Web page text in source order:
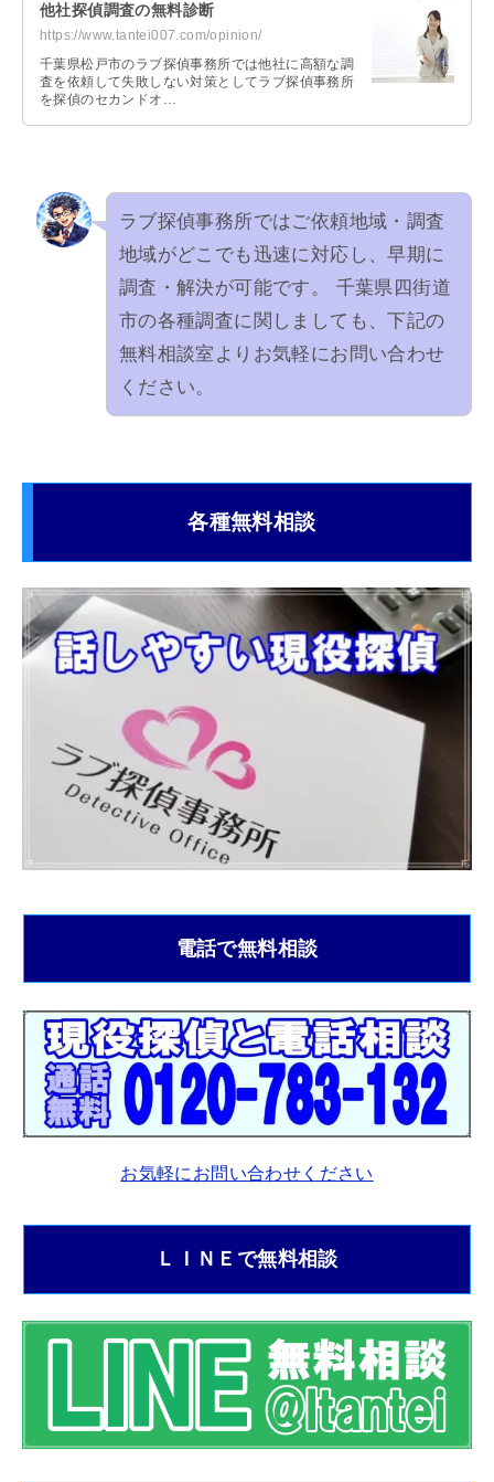
他社探偵調査の無料診断
https://www.tantei007.com/opinion/
千葉県松戸市のラブ探偵事務所では他社に高額な調
査を依頼して失敗しない対策としてラブ探偵事務所
を探偵のセカンドオ…
ラブ探偵事務所ではご依頼地域・調査
地域がどこでも迅速に対応し、早期に
調査・解決が可能です。 千葉県四街道
市の各種調査に関しましても、下記の
無料相談室よりお気軽にお問い合わせ
ください。
各種無料相談
電話で無料相談
お気軽にお問い合わせください
ＬＩＮＥで無料相談